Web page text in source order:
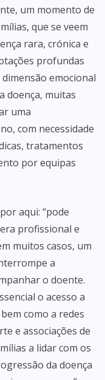
um momento de
que se veem
rara, crónica e
profundas
emocional
doença, muitas
uma
com necessidade
tratamentos
por equipas
aqui: “pode
profissional e
muitos casos, um
a
o doente.
o acesso a
como a redes
e associações de
a lidar com os
da doença